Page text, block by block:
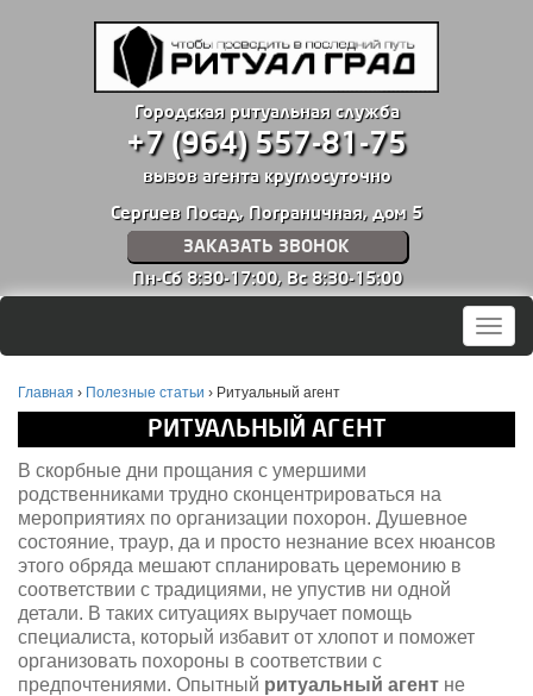
Городская ритуальная служба
+7 (964) 557-81-75
вызов агента круглосуточно
Сергиев Посад, Пограничная, дом 5
ЗАКАЗАТЬ ЗВОНОК
Пн-Сб 8:30-17:00, Вс 8:30-15:00
Меню
Главная › Полезные статьи › Ритуальный агент
РИТУАЛЬНЫЙ АГЕНТ
В скорбные дни прощания с умершими
родственниками трудно сконцентрироваться на
мероприятиях по организации похорон. Душевное
состояние, траур, да и просто незнание всех нюансов
этого обряда мешают спланировать церемонию в
соответствии с традициями, не упустив ни одной
детали. В таких ситуациях выручает помощь
специалиста, который избавит от хлопот и поможет
организовать похороны в соответствии с
предпочтениями. Опытный ритуальный агент не